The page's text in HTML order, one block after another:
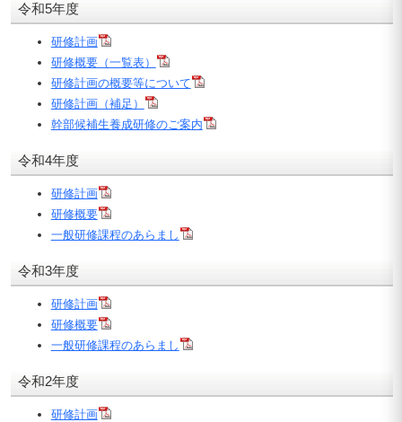
令和5年度
研修計画
研修概要（一覧表）
研修計画の概要等について
研修計画（補足）
幹部候補生養成研修のご案内
令和4年度
研修計画
研修概要
一般研修課程のあらまし
令和3年度
研修計画
研修概要
一般研修課程のあらまし
令和2年度
研修計画